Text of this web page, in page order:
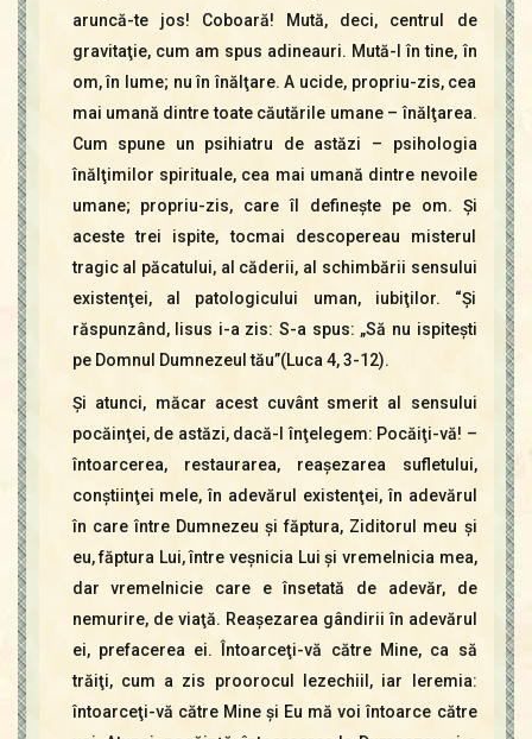
aruncă-te jos! Coboară! Mută, deci, centrul de
gravitaţie, cum am spus adineauri. Mută-l în tine, în
om, în lume; nu în înălţare. A ucide, propriu-zis, cea
mai umană dintre toate căutările umane – înălţarea.
Cum spune un psihiatru de astăzi – psihologia
înălţimilor spirituale, cea mai umană dintre nevoile
umane; propriu-zis, care îl defineşte pe om. Şi
aceste trei ispite, tocmai descopereau misterul
tragic al păcatului, al căderii, al schimbării sensului
existenţei, al patologicului uman, iubiţilor. “Şi
răspunzând, Iisus i-a zis: S-a spus: „Să nu ispiteşti
pe Domnul Dumnezeul tău”(Luca 4, 3-12).
Şi atunci, măcar acest cuvânt smerit al sensului
pocăinţei, de astăzi, dacă-l înţelegem: Pocăiţi-vă! –
întoarcerea, restaurarea, reaşezarea sufletului,
conştiinţei mele, în adevărul existenţei, în adevărul
în care între Dumnezeu şi făptura, Ziditorul meu şi
eu, făptura Lui, între veşnicia Lui şi vremelnicia mea,
dar vremelnicie care e însetată de adevăr, de
nemurire, de viaţă. Reaşezarea gândirii în adevărul
ei, prefacerea ei. Întoarceţi-vă către Mine, ca să
trăiţi, cum a zis proorocul Iezechiil, iar Ieremia:
întoarceţi-vă către Mine şi Eu mă voi întoarce către